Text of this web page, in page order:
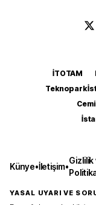
İTOTAM
Teknopark
Künye•İletişim•
Gizlilik
YASAL UYARI VE